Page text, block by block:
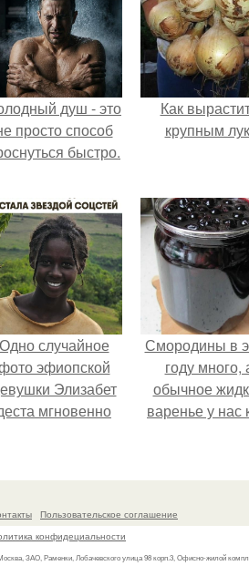
душ - это
просто способ
быстро.
Как
крупным
Одно случайное
эфиопской
Элизабет
мгновенно
её новой
Смородины в
году много,
обычное
варенье у нас
Пользовательское соглашение
конфидециальности
ЗАО, Раменки, Лобачевского улица 98 корп.3, Офисно-жилой